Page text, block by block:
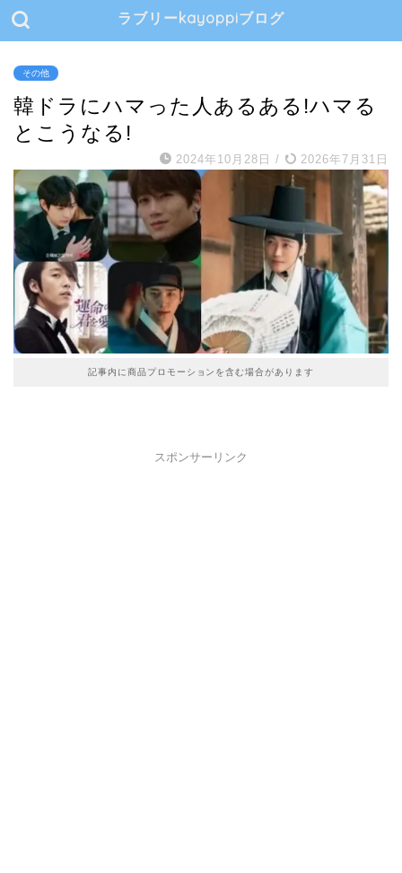
ラブリーkayoppiブログ
その他
韓ドラにハマった人あるある!ハマる
とこうなる!
2024年10月28日 / 2026年7月31日
記事内に商品プロモーションを含む場合があります
スポンサーリンク